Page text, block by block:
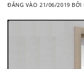
ĐĂNG VÀO 21/06/2019 BỞI